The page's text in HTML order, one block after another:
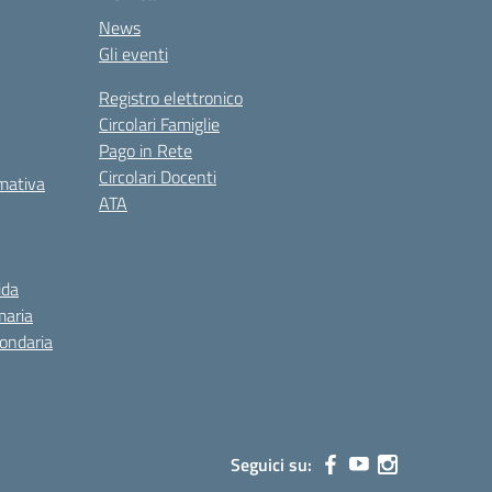
News
Gli eventi
Registro elettronico
Circolari Famiglie
Pago in Rete
Circolari Docenti
ATA
Seguici su: